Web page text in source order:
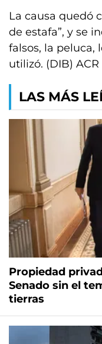
La causa quedó
de estafa”, y se
falsos, la peluca,
utilizó. (DIB) ACR
LAS MÁS
Propiedad
Senado sin el
tierras